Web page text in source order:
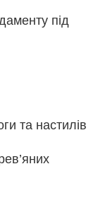
під
та настилів